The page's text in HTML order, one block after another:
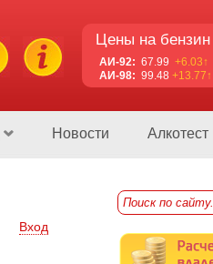
Цены на бензин
АИ-92: 67.99 +6.03↑
АИ-98: 99.48 +13.77↑
Новости Алкотест
Вход